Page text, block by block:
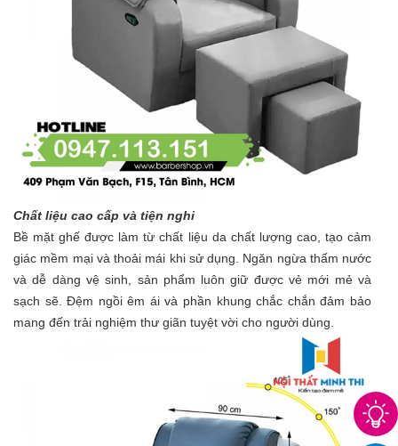
Chất liệu cao cấp và tiện nghi
Bề mặt ghế được làm từ chất liệu da chất lượng cao, tạo cảm
giác mềm mại và thoải mái khi sử dụng. Ngăn ngừa thấm nước
và dễ dàng vệ sinh, sản phẩm luôn giữ được vẻ mới mẻ và
sạch sẽ. Đệm ngồi êm ái và phần khung chắc chắn đảm bảo
mang đến trải nghiệm thư giãn tuyệt vời cho người dùng.